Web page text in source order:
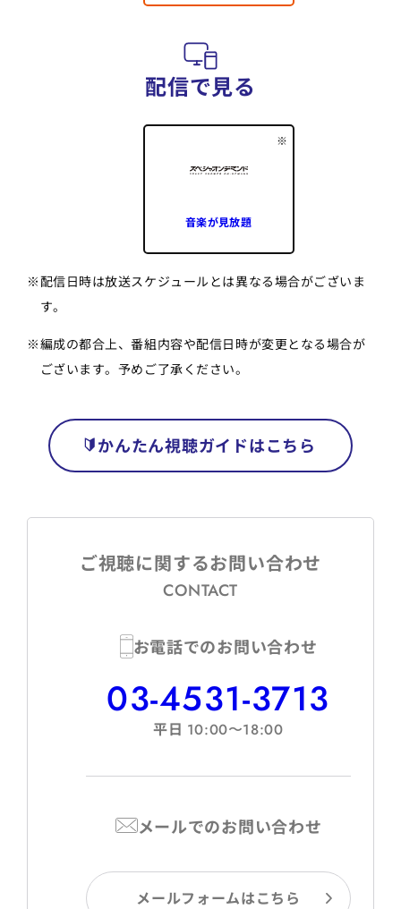
配信で見る
音楽が見放題
※配信日時は放送スケジュールとは異なる場合がございま
す。
※編成の都合上、番組内容や配信日時が変更となる場合が
ございます。予めご了承ください。
かんたん視聴ガイドはこちら
ご視聴に関するお問い合わせ
CONTACT
お電話でのお問い合わせ
03-4531-3713
平日 10:00〜18:00
メールでのお問い合わせ
メールフォームはこちら